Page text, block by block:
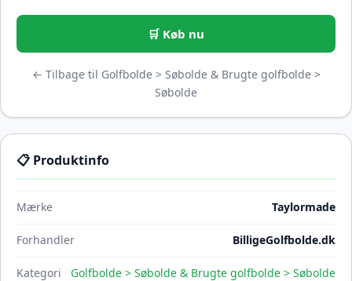
🛒 Køb nu
← Tilbage til Golfbolde > Søbolde & Brugte golfbolde >
Søbolde
📋 Produktinfo
Mærke Taylormade
Forhandler BilligeGolfbolde.dk
Kategori Golfbolde > Søbolde & Brugte golfbolde > Søbolde